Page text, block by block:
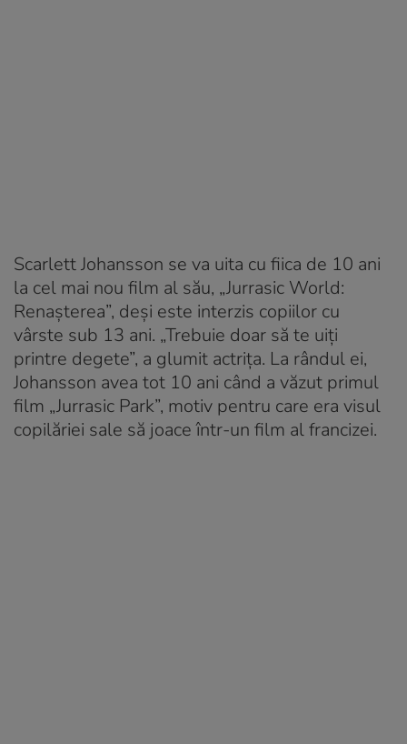
Scarlett Johansson se va uita cu fiica de 10 ani
la cel mai nou film al său, „Jurrasic World:
Renașterea”, deși este interzis copiilor cu
vârste sub 13 ani. „Trebuie doar să te uiți
printre degete”, a glumit actrița. La rândul ei,
Johansson avea tot 10 ani când a văzut primul
film „Jurrasic Park”, motiv pentru care era visul
copilăriei sale să joace într-un film al francizei.